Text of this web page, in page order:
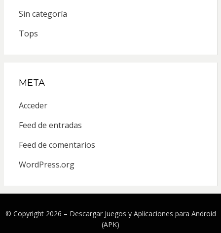
Sin categoría
Tops
META
Acceder
Feed de entradas
Feed de comentarios
WordPress.org
© Copyright 2026 – Descargar Juegos y Aplicaciones para Android
(APK)